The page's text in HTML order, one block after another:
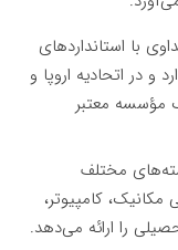
با استانداردهای
در اتحادیه اروپا و
مؤسسه معتبر
مختلف
کامپیوتر،
را ارائه می‌دهد.